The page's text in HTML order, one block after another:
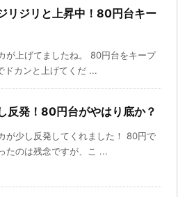
リジリと上昇中！80円台キー
が上げてましたね。 80円台をキープ
ドカンと上げてくだ ...
反発！80円台がやはり底か？
が少し反発してくれました！ 80円で
たのは残念ですが、こ ...